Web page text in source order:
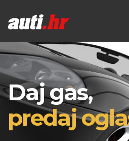
Daj gas,
predaj